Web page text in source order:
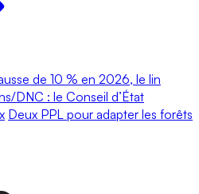
de 10 % en 2026, le lin
DNC : le Conseil d’État
Deux PPL pour adapter les forêts